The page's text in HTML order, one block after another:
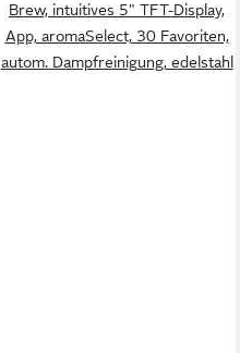
Brew, intuitives 5" TFT-Display,
App, aromaSelect, 30 Favoriten,
autom. Dampfreinigung, edelstahl